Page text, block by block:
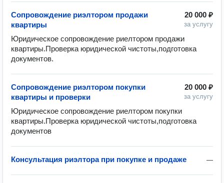
20 000 ₽
за услугу
Сопровождение риэлтором продажи
квартиры
Юридическое сопровождение риелтором продажи
квартиры.Проверка юридической чистоты,подготовка
документов.
20 000 ₽
за услугу
Сопровождение риэлтором покупки
квартиры и проверки
Юридическое сопровождение риелтором покупки
квартиры.Проверка юридической чистоты,подготовка
документов
—
Консультация риэлтора при покупке и продаже